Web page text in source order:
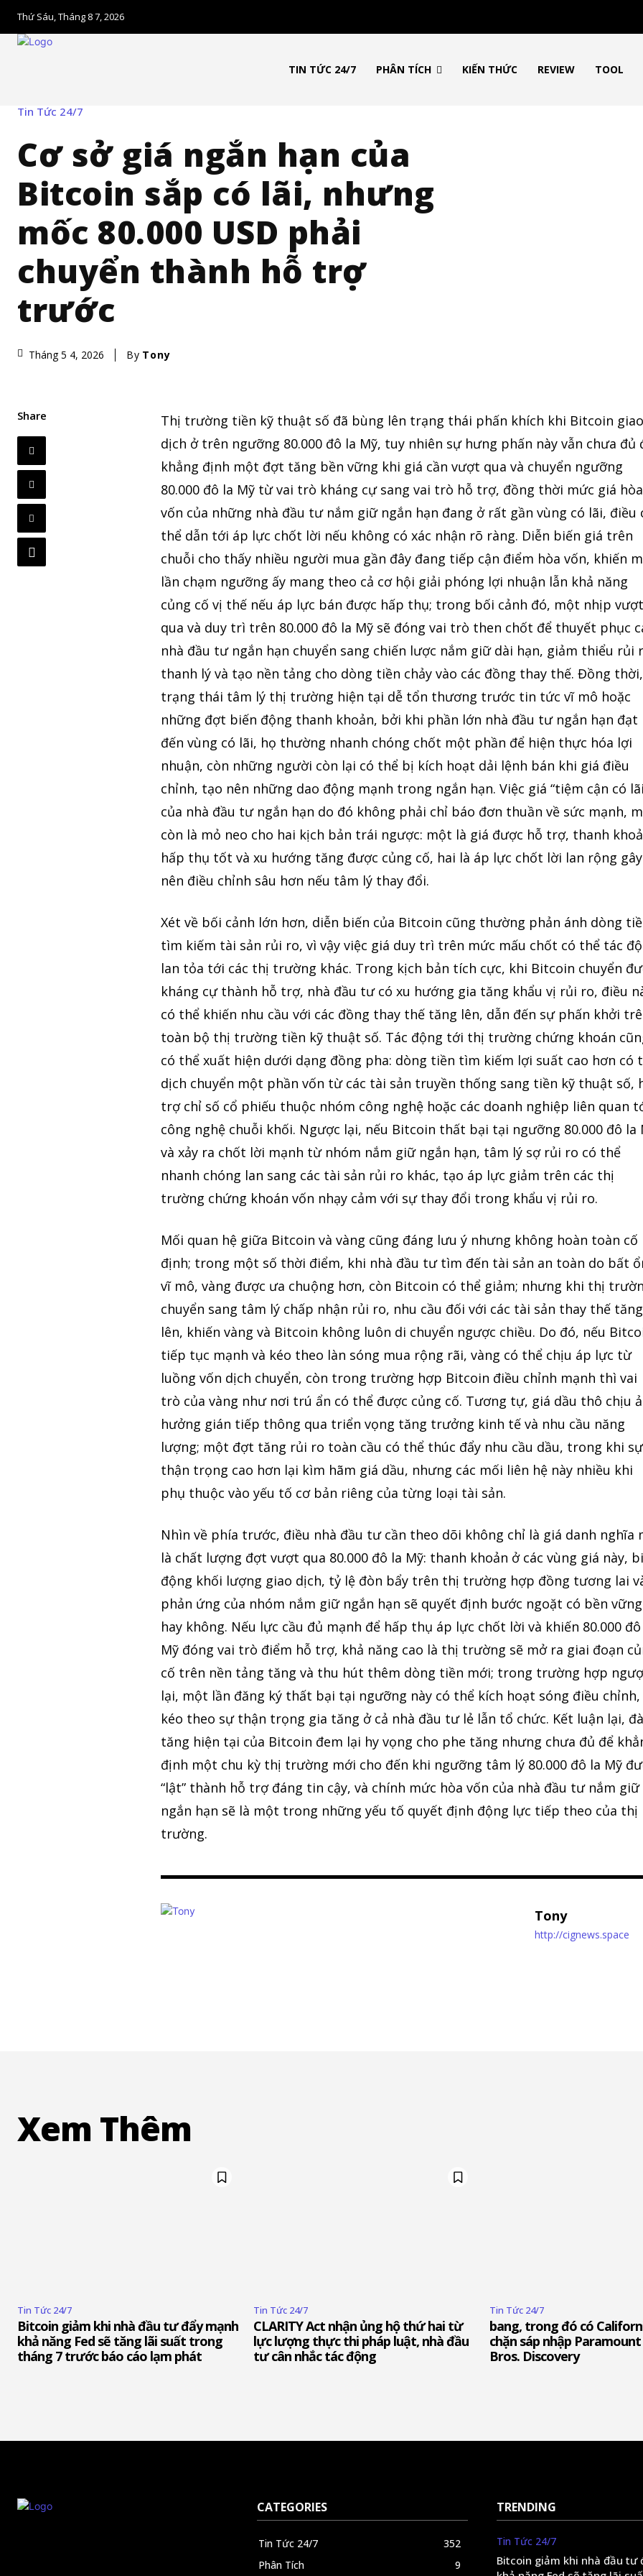
Thứ Sáu, Tháng 8 7, 2026
TIN TỨC 24/7 PHÂN TÍCH KIẾN THỨC REVIEW TOOL
Tin Tức 24/7
Cơ sở giá ngắn hạn của
Bitcoin sắp có lãi, nhưng
mốc 80.000 USD phải
chuyển thành hỗ trợ
trước
Tháng 5 4, 2026 By Tony
Share
Thị trường tiền kỹ thuật số đã bùng lên trạng thái phấn khích khi Bitcoin giao
dịch ở trên ngưỡng 80.000 đô la Mỹ, tuy nhiên sự hưng phấn này vẫn chưa đủ
khẳng định một đợt tăng bền vững khi giá cần vượt qua và chuyển ngưỡng
80.000 đô la Mỹ từ vai trò kháng cự sang vai trò hỗ trợ, đồng thời mức giá hòa
vốn của những nhà đầu tư nắm giữ ngắn hạn đang ở rất gần vùng có lãi, điều
thể dẫn tới áp lực chốt lời nếu không có xác nhận rõ ràng. Diễn biến giá trên
chuỗi cho thấy nhiều người mua gần đây đang tiếp cận điểm hòa vốn, khiến
lần chạm ngưỡng ấy mang theo cả cơ hội giải phóng lợi nhuận lẫn khả năng
củng cố vị thế nếu áp lực bán được hấp thụ; trong bối cảnh đó, một nhịp vượt
qua và duy trì trên 80.000 đô la Mỹ sẽ đóng vai trò then chốt để thuyết phục
nhà đầu tư ngắn hạn chuyển sang chiến lược nắm giữ dài hạn, giảm thiểu rủi
thanh lý và tạo nền tảng cho dòng tiền chảy vào các đồng thay thế. Đồng thời,
trạng thái tâm lý thị trường hiện tại dễ tổn thương trước tin tức vĩ mô hoặc
những đợt biến động thanh khoản, bởi khi phần lớn nhà đầu tư ngắn hạn đạt
đến vùng có lãi, họ thường nhanh chóng chốt một phần để hiện thực hóa lợi
nhuận, còn những người còn lại có thể bị kích hoạt dải lệnh bán khi giá điều
chỉnh, tạo nên những dao động mạnh trong ngắn hạn. Việc giá “tiệm cận có
của nhà đầu tư ngắn hạn do đó không phải chỉ báo đơn thuần về sức mạnh,
còn là mỏ neo cho hai kịch bản trái ngược: một là giá được hỗ trợ, thanh
hấp thụ tốt và xu hướng tăng được củng cố, hai là áp lực chốt lời lan rộng gây
nên điều chỉnh sâu hơn nếu tâm lý thay đổi.
Xét về bối cảnh lớn hơn, diễn biến của Bitcoin cũng thường phản ánh dòng
tìm kiếm tài sản rủi ro, vì vậy việc giá duy trì trên mức mấu chốt có thể tác
lan tỏa tới các thị trường khác. Trong kịch bản tích cực, khi Bitcoin chuyển
kháng cự thành hỗ trợ, nhà đầu tư có xu hướng gia tăng khẩu vị rủi ro, điều
có thể khiến nhu cầu với các đồng thay thế tăng lên, dẫn đến sự phấn khởi
toàn bộ thị trường tiền kỹ thuật số. Tác động tới thị trường chứng khoán
có thể xuất hiện dưới dạng đồng pha: dòng tiền tìm kiếm lợi suất cao hơn có
dịch chuyển một phần vốn từ các tài sản truyền thống sang tiền kỹ thuật số,
trợ chỉ số cổ phiếu thuộc nhóm công nghệ hoặc các doanh nghiệp liên quan
công nghệ chuỗi khối. Ngược lại, nếu Bitcoin thất bại tại ngưỡng 80.000 đô la
và xảy ra chốt lời mạnh từ nhóm nắm giữ ngắn hạn, tâm lý sợ rủi ro có thể
nhanh chóng lan sang các tài sản rủi ro khác, tạo áp lực giảm trên các thị
trường chứng khoán vốn nhạy cảm với sự thay đổi trong khẩu vị rủi ro.
Mối quan hệ giữa Bitcoin và vàng cũng đáng lưu ý nhưng không hoàn toàn cố
định; trong một số thời điểm, khi nhà đầu tư tìm đến tài sản an toàn do bất
vĩ mô, vàng được ưa chuộng hơn, còn Bitcoin có thể giảm; nhưng khi thị
chuyển sang tâm lý chấp nhận rủi ro, nhu cầu đối với các tài sản thay thế tăng
lên, khiến vàng và Bitcoin không luôn di chuyển ngược chiều. Do đó, nếu
tiếp tục mạnh và kéo theo làn sóng mua rộng rãi, vàng có thể chịu áp lực từ
luồng vốn dịch chuyển, còn trong trường hợp Bitcoin điều chỉnh mạnh thì vai
trò của vàng như nơi trú ẩn có thể được củng cố. Tương tự, giá dầu thô chịu
hưởng gián tiếp thông qua triển vọng tăng trưởng kinh tế và nhu cầu năng
lượng; một đợt tăng rủi ro toàn cầu có thể thúc đẩy nhu cầu dầu, trong khi sự
thận trọng cao hơn lại kìm hãm giá dầu, nhưng các mối liên hệ này nhiều khi
phụ thuộc vào yếu tố cơ bản riêng của từng loại tài sản.
Nhìn về phía trước, điều nhà đầu tư cần theo dõi không chỉ là giá danh nghĩa
là chất lượng đợt vượt qua 80.000 đô la Mỹ: thanh khoản ở các vùng giá này,
động khối lượng giao dịch, tỷ lệ đòn bẩy trên thị trường hợp đồng tương lai
phản ứng của nhóm nắm giữ ngắn hạn sẽ quyết định bước ngoặt có bền vững
hay không. Nếu lực cầu đủ mạnh để hấp thụ áp lực chốt lời và khiến 80.000
Mỹ đóng vai trò điểm hỗ trợ, khả năng cao là thị trường sẽ mở ra giai đoạn
cố trên nền tảng tăng và thu hút thêm dòng tiền mới; trong trường hợp
lại, một lần đăng ký thất bại tại ngưỡng này có thể kích hoạt sóng điều chỉnh,
kéo theo sự thận trọng gia tăng ở cả nhà đầu tư lẻ lẫn tổ chức. Kết luận lại, đà
tăng hiện tại của Bitcoin đem lại hy vọng cho phe tăng nhưng chưa đủ để
định một chu kỳ thị trường mới cho đến khi ngưỡng tâm lý 80.000 đô la Mỹ
“lật” thành hỗ trợ đáng tin cậy, và chính mức hòa vốn của nhà đầu tư nắm giữ
ngắn hạn sẽ là một trong những yếu tố quyết định động lực tiếp theo của thị
trường.
Tony
http://cignews.space
Xem Thêm
Tin Tức 24/7
Bitcoin giảm khi nhà đầu tư đẩy mạnh
khả năng Fed sẽ tăng lãi suất trong
tháng 7 trước báo cáo lạm phát
Tin Tức 24/7
CLARITY Act nhận ủng hộ thứ hai từ
lực lượng thực thi pháp luật, nhà đầu
tư cân nhắc tác động
Tin Tức 24/7
bang, trong đó có
chặn sáp nhập
Bros. Discovery
CATEGORIES
Tin Tức 24/7
352
Phân Tích
9
TRENDING
Tin Tức 24/7
Bitcoin giảm khi nhà đầu tư